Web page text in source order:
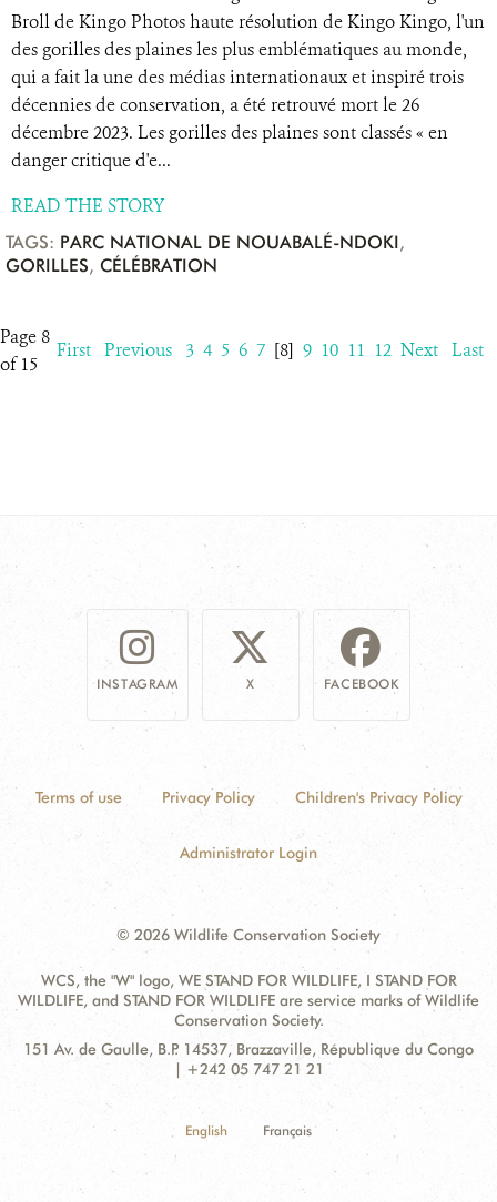
Broll de Kingo Photos haute résolution de Kingo Kingo, l'un
des gorilles des plaines les plus emblématiques au monde,
qui a fait la une des médias internationaux et inspiré trois
décennies de conservation, a été retrouvé mort le 26
décembre 2023. Les gorilles des plaines sont classés « en
danger critique d'e...
READ THE STORY
TAGS: PARC NATIONAL DE NOUABALÉ-NDOKI,
GORILLES, CÉLÉBRATION
Page 8
of 15
First Previous 3 4 5 6 7 [8] 9 10 11 12 Next Last
INSTAGRAM X FACEBOOK
Terms of use Privacy Policy Children's Privacy Policy
Administrator Login
© 2026 Wildlife Conservation Society
WCS, the "W" logo, WE STAND FOR WILDLIFE, I STAND FOR
WILDLIFE, and STAND FOR WILDLIFE are service marks of Wildlife
Conservation Society.
Contact
Address:
151 Av. de Gaulle, B.P. 14537, Brazzaville, République du Congo
| +242 05 747 21 21
English Français